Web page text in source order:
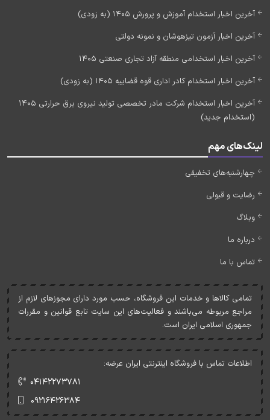
آخرین اخبار استخدام آموزش و پرورش 1405 (به زودی)
آخرین اخبار آزمون تیزهوشان و نمونه دولتی
آخرین اخبار استخدامی منطقه آزاد تجاری صنعتی 1405
آخرین اخبار استخدام کادر اداری قوه قضاییه 1405 (به زودی)
آخرین اخبار استخدام شرکت مادر تخصصی تولید نیروی برق حرارتی 1405
(استخدام جدید)
لینک‌های مهم
چهارشنبه‌های تخفیفی
رضایت و قبولی
وبلاگ
درباره ما
تماس با ما
تمامی کالاها و خدمات اين فروشگاه، حسب مورد دارای مجوزهای لازم از
مراجع مربوطه می‌باشند و فعاليت‌های اين سايت تابع قوانين و مقررات
جمهوری اسلامی ايران است.
اطلاعات تماس با فروشگاه اینترنتی ایران عرضه:
۰۴۱۴۲۲۷۳۷۸۱
۰۹۲۱۶۴۲۶۳۸۴